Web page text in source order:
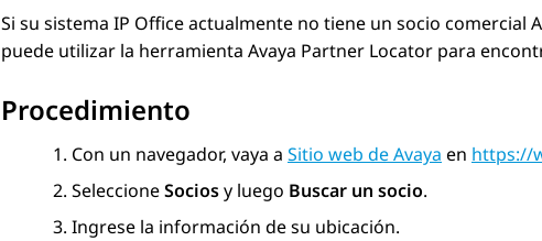
Si su sistema IP Officeactualmente no tiene un socio comercial
puede utilizar la herramienta Avaya Partner Locator para
Procedimiento
Con un navegador, vaya a Sitio web de Avaya en https://
SeleccioneSociosy luego Buscar un socio.
Ingrese la información de su ubicación.